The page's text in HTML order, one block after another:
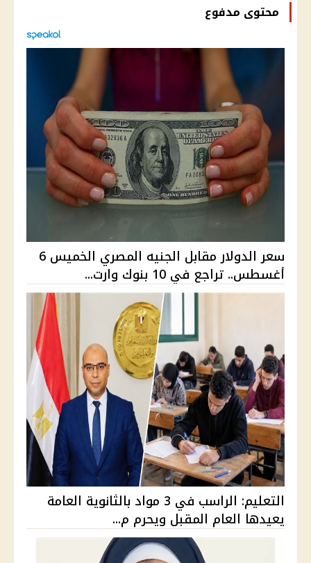
محتوى مدفوع
سعر الدولار مقابل الجنيه المصري الخميس 6
أغسطس.. تراجع في 10 بنوك وارت...
التعليم: الراسب في 3 مواد بالثانوية العامة
يعيدها العام المقبل ويحرم م...